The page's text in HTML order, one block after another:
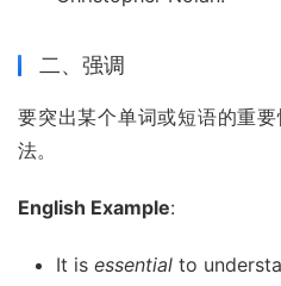
二、强调
要突出某个单词或短语的重
法。
English Example:
It is essential to